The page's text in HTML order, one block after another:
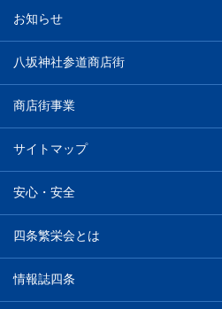
お知らせ
八坂神社参道商店街
商店街事業
サイトマップ
安心・安全
四条繁栄会とは
情報誌四条